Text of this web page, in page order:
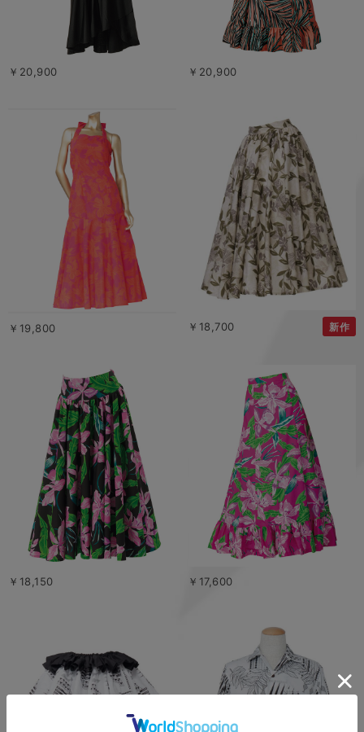
￥20,900 ￥20,900
￥19,800 ￥18,700 新作
￥18,150 ￥17,600